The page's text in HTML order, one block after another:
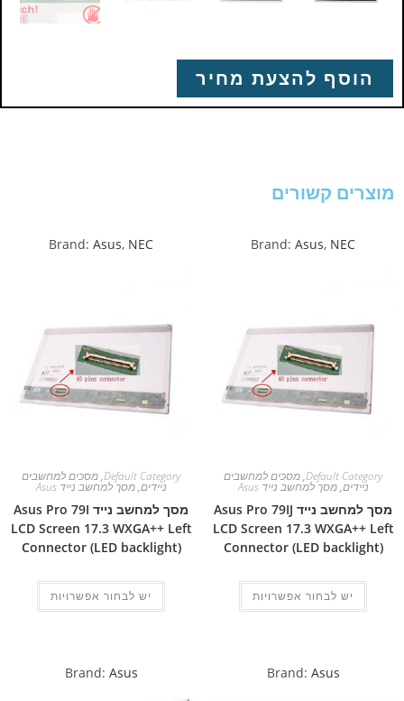
הוסף להצעת מחיר
מוצרים קשורים
Brand: Asus, NEC
Default Category
,מסכים למחשבים
ניידים,מסך למחשב נייד Asus
מסך למחשב נייד Asus Pro 79IJ
LCD Screen 17.3 WXGA++ Left
Connector (LED backlight)
יש לבחור אפשרויות
Brand: Asus, NEC
Default Category
,מסכים למחשבים
ניידים,מסך למחשב נייד Asus
מסך למחשב נייד Asus Pro 79I
LCD Screen 17.3 WXGA++ Left
Connector (LED backlight)
יש לבחור אפשרויות
Brand: Asus
Brand: Asus